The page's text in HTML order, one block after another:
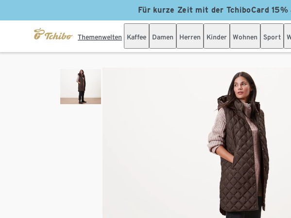
Für kurze Zeit mit der TchiboCard
Themenwelten Kaffee Damen Herren Kinder Wohnen Sport